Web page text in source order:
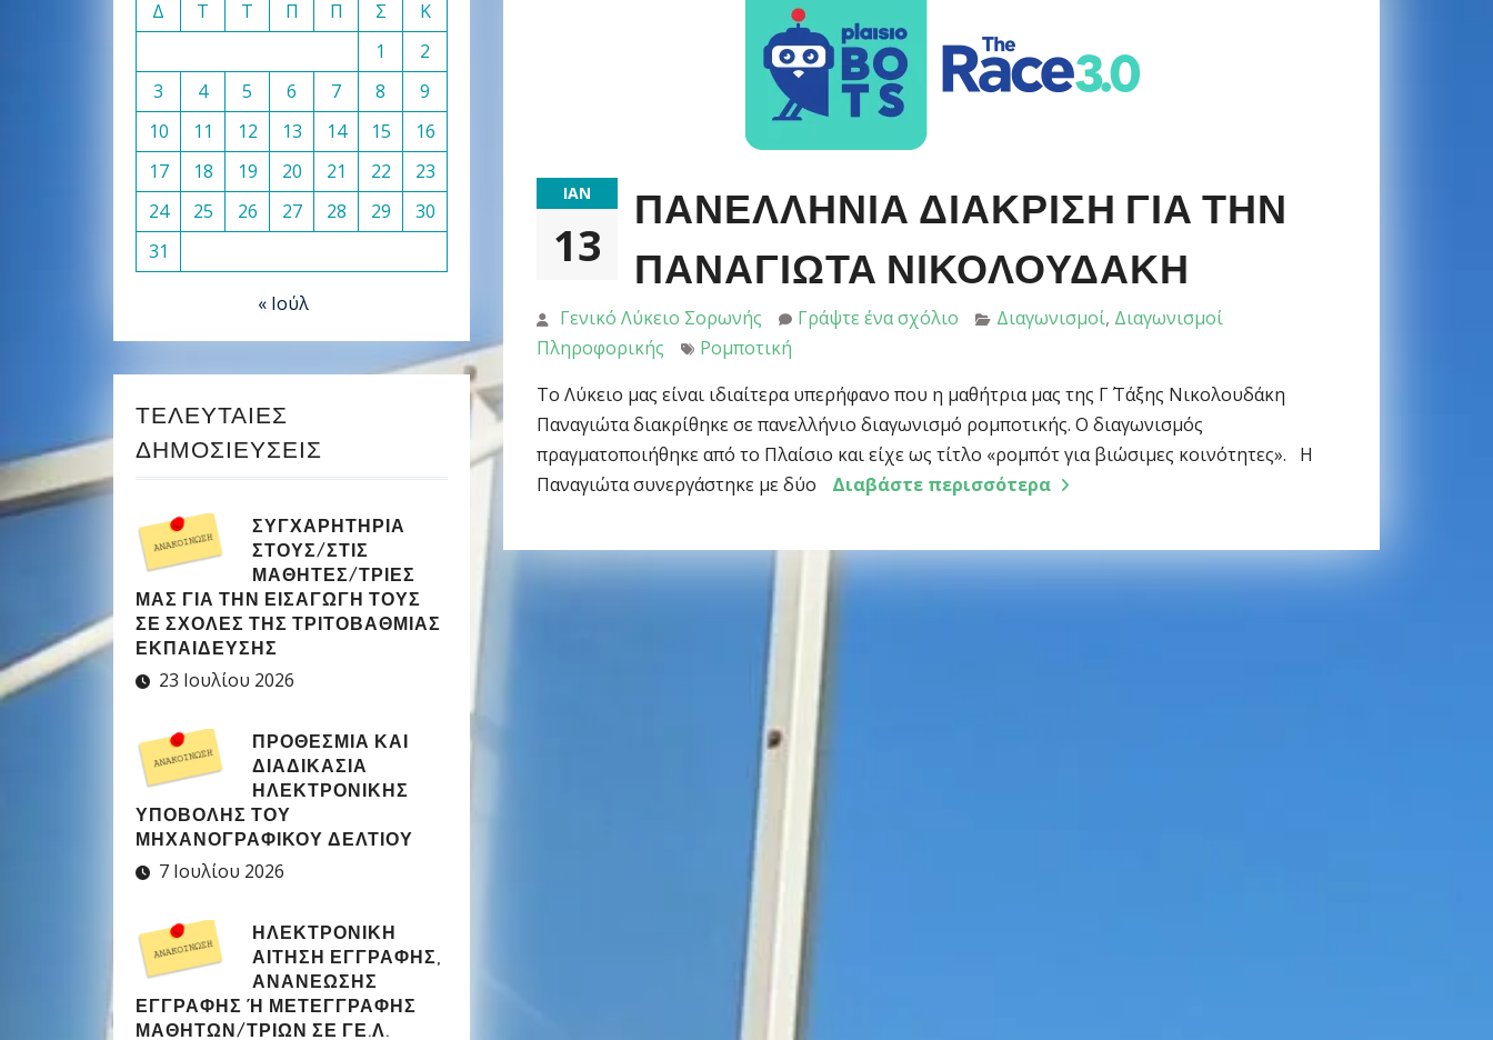
ΙΑΝ
13
ΠΑΝΕΛΛΗΝΊΑ ΔΙΆΚΡΙΣΗ ΓΙΑ ΤΗΝ
ΠΑΝΑΓΙΏΤΑ ΝΙΚΟΛΟΥΔΆΚΗ
Γενικό Λύκειο Σορωνής Γράψτε ένα σχόλιο Διαγωνισμοί, Διαγωνισμοί
Πληροφορικής
Ρομποτική
Το Λύκειο μας είναι ιδιαίτερα υπερήφανο που η μαθήτρια μας της Γ΄ Τάξης Νικολουδάκη
Παναγιώτα διακρίθηκε σε πανελλήνιο διαγωνισμό ρομποτικής. Ο διαγωνισμός
πραγματοποιήθηκε από το Πλαίσιο και είχε ως τίτλο «ρομπότ για βιώσιμες κοινότητες». Η
Παναγιώτα συνεργάστηκε με δύο
Διαβάστε περισσότερα
Δ
Τ Τ Π Π Σ
Κ
1
2
3
4 5 6 7 8
9
10
11 12 13 14 15
16
17
18 19 20 21 22
23
24
25 26 27 28 29
30
31
« Ιούλ
ΤΕΛΕΥΤΑΊΕΣ
ΔΗΜΟΣΙΕΎΣΕΙΣ
ΣΥΓΧΑΡΗΤΉΡΙΑ
ΣΤΟΥΣ/ΣΤΙΣ
ΜΑΘΗΤΈΣ/ΤΡΙΕΣ
ΜΑΣ ΓΙΑ ΤΗΝ ΕΙΣΑΓΩΓΉ ΤΟΥΣ
ΣΕ ΣΧΟΛΈΣ ΤΗΣ ΤΡΙΤΟΒΆΘΜΙΑΣ
ΕΚΠΑΊΔΕΥΣΗΣ
23 Ιουλίου 2026
ΠΡΟΘΕΣΜΊΑ ΚΑΙ
ΔΙΑΔΙΚΑΣΊΑ
ΗΛΕΚΤΡΟΝΙΚΉΣ
ΥΠΟΒΟΛΉΣ ΤΟΥ
ΜΗΧΑΝΟΓΡΑΦΙΚΟΎ ΔΕΛΤΊΟΥ
7 Ιουλίου 2026
ΗΛΕΚΤΡΟΝΙΚΉ
ΑΊΤΗΣΗ ΕΓΓΡΑΦΉΣ,
ΑΝΑΝΈΩΣΗΣ
ΕΓΓΡΑΦΉΣ Ή ΜΕΤΕΓΓΡΑΦΉΣ Μ
ΑΘΗΤΏΝ/ΤΡΙΏΝ ΣΕ ΓΕ.Λ.